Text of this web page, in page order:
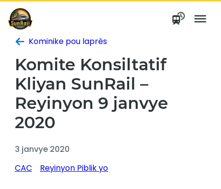
Ale
nan
kontni
Kominike pou laprès
Komite Konsiltatif
Kliyan SunRail –
Reyinyon 9 janvye
2020
3 janvye 2020
CAC
Reyinyon Piblik yo